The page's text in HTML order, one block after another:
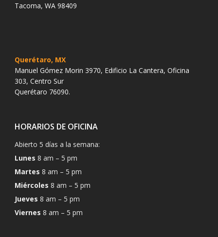
Tacoma, WA 98409
Querétaro, MX
Manuel Gómez Morin 3970, Edificio La Cantera, Oficina
303, Centro Sur
Querétaro 76090.
HORARIOS DE OFICINA
Abierto 5 días a la semana:
Lunes 8 am – 5 pm
Martes 8 am – 5 pm
Miércoles 8 am – 5 pm
Jueves 8 am – 5 pm
Viernes 8 am – 5 pm